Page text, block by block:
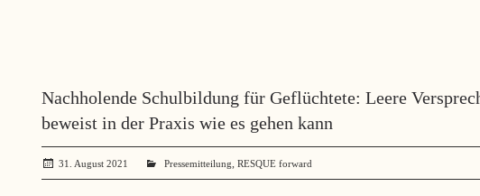
Nachholende Schulbildung für Geflüchtete: Leere
beweist in der Praxis wie es gehen kann
31. August 2021 administrator
Pressemitteilung ,RESQUE forward